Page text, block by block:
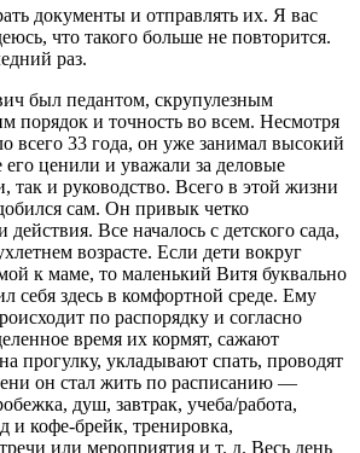
документы и отправлять их. Я вас
что такого больше не повторится.
раз.
был педантом, скрупулезным
порядок и точность во всем. Несмотря
всего 33 года, он уже занимал высокий
его ценили и уважали за деловые
так и руководство. Всего в этой жизни
сам. Он привык четко
действия. Все началось с детского сада,
летнем возрасте. Если дети вокруг
к маме, то маленький Витя буквально
себя здесь в комфортной среде. Ему
по распорядку и согласно
время их кормят, сажают
прогулку, укладывают спать, проводят
он стал жить по расписанию —
душ, завтрак, учеба/работа,
и кофе-брейк, тренировка,
или мероприятия и т. д. Весь день